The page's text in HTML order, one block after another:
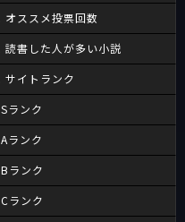
オススメ投票回数
読書した人が多い小説
サイトランク
Sランク
Aランク
Bランク
Cランク